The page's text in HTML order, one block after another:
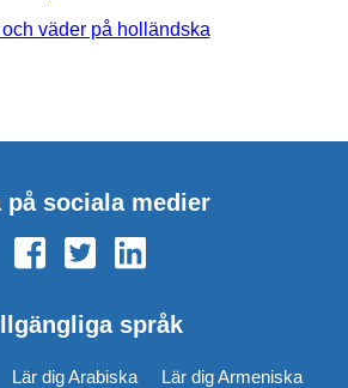
och väder på holländska
på sociala medier
språk
Lär dig Arabiska
Lär dig Armeniska